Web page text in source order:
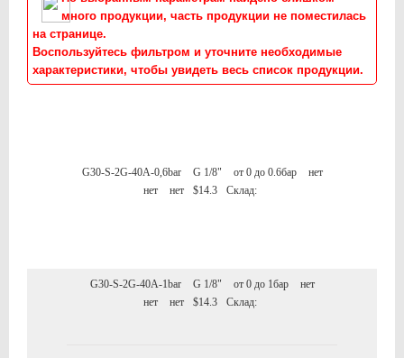
много продукции, часть продукции не поместилась
на странице.
Воспользуйтесь фильтром и уточните необходимые
характеристики, чтобы увидеть весь список продукции.
G30-S-2G-40A-0,6bar G 1/8" от 0 до 0.6бар
нет
нет
нет $14.3 Склад:
G30-S-2G-40A-1bar G 1/8" от 0 до 1бар
нет
нет
нет $14.3 Склад: